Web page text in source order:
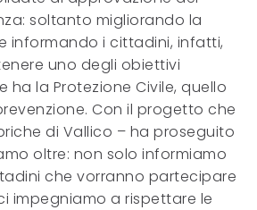
soltanto migliorando la
informando i cittadini, infatti,
uno degli obiettivi
la Protezione Civile, quello
Con il progetto che
di Vallico – ha proseguito
oltre: non solo informiamo
che vorranno partecipare
impegniamo a rispettare le